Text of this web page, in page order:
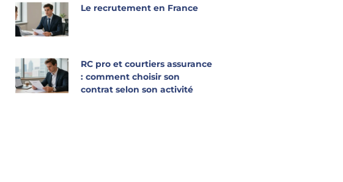
Le recrutement en France
RC pro et courtiers assurance
: comment choisir son
contrat selon son activité